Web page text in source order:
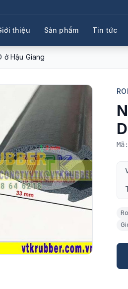
thiệu Sản phẩm Tin tức
Hậu Giang